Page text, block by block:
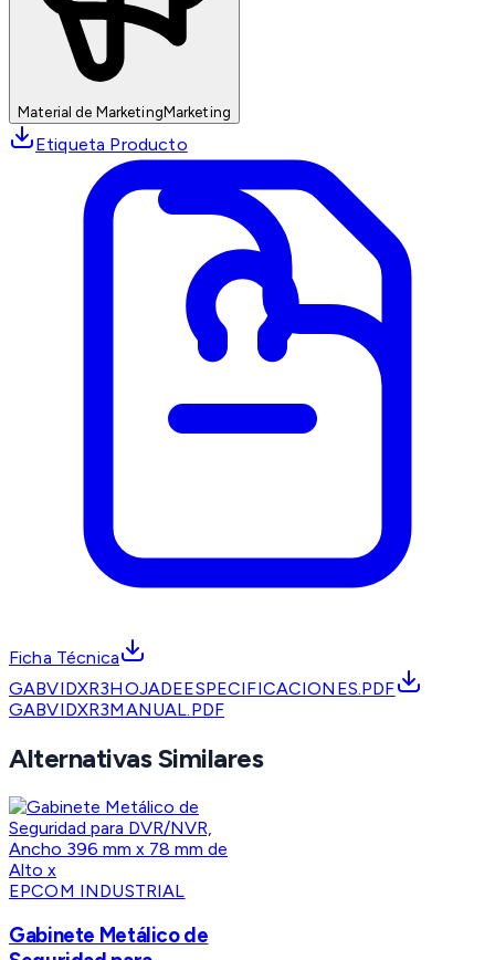
Material de MarketingMarketing
Etiqueta Producto
Ficha Técnica
GABVIDXR3HOJADEESPECIFICACIONES.PDF
GABVIDXR3MANUAL.PDF
Alternativas Similares
EPCOM INDUSTRIAL
Gabinete Metálico de